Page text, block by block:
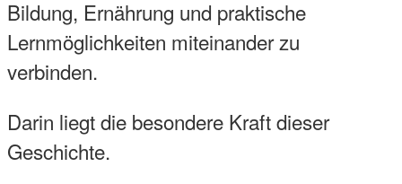
Bildung, Ernährung und praktische
Lernmöglichkeiten miteinander zu
verbinden.
Darin liegt die besondere Kraft dieser
Geschichte.